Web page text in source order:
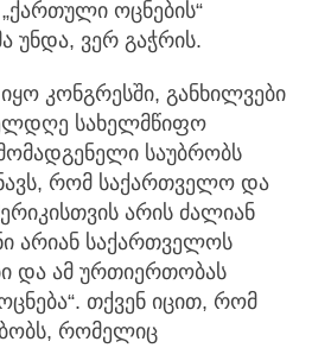
ოცნების“
უნდა, ვერ გაჭრის.
კონგრესში, განხილვები
სახელმწიფო
საუბრობს
რომ საქართველო და
არის ძალიან
არიან საქართველოს
და ამ ურთიერთობას
თქვენ იცით, რომ
რომელიც